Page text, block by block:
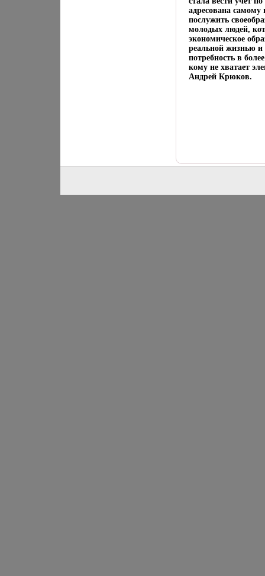
адресована
послужить
молодых людей,
экономическое
реальной жизнью и
потребность в
кому не хватает
Андрей Крюков.